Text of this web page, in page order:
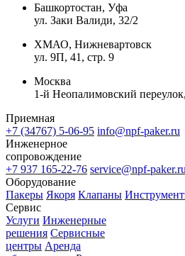
Башкортостан, Уфа
ул. Заки Валиди, 32/2
ХМАО, Нижневартовск
ул. 9П, 41, стр. 9
Москва
1-й Неопалимовский
Приемная
+7 (34767) 5-06-95 info@npf-paker.ru
Инженерное
сопровождение
+7 937 165-22-76 service@npf-paker.ru
Оборудование
Пакеры Якоря Клапаны
Сервис
Услуги Инженерные
решения Сервисные
центры Аренда